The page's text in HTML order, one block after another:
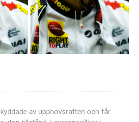
av upphovsrätten och får